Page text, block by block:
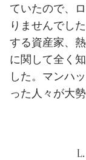
ていたので、
りませんでし
する資産家、
に関して全く
した。マンハ
った人々が大